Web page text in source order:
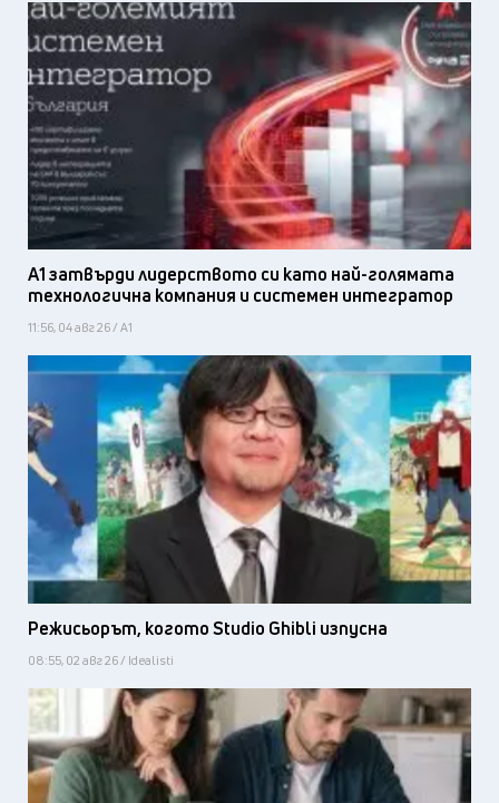
А1 затвърди лидерството си като най-голямата
технологична компания и системен интегратор
11:56, 04 авг 26 / А1
Режисьорът, когото Studio Ghibli изпусна
08:55, 02 авг 26 / Idealisti